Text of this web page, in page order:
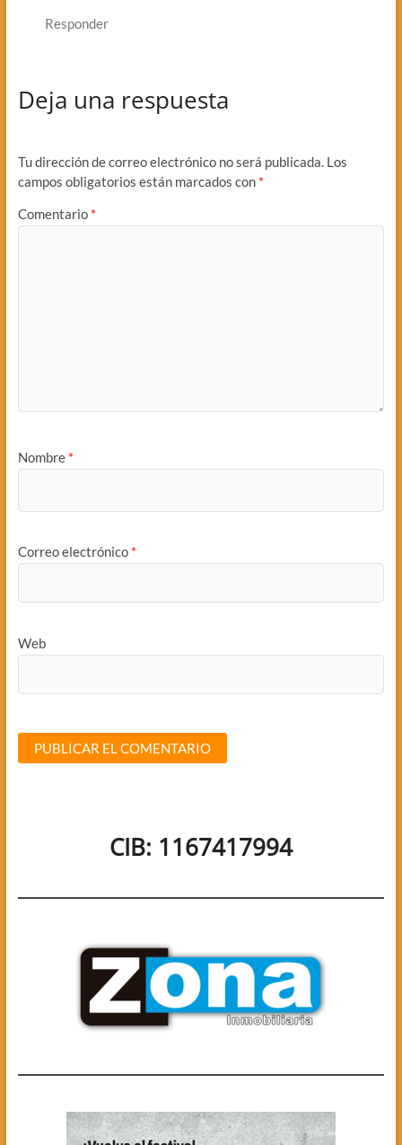
Responder
Deja una respuesta
Tu dirección de correo electrónico no será publicada. Los
campos obligatorios están marcados con *
Comentario *
Nombre *
Correo electrónico *
Web
CIB: 1167417994